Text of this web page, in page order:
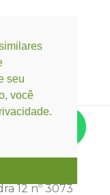
seu
você
12 nº 3073